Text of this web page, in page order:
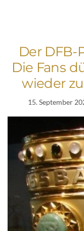
Der DFB-
Die Fans
wieder
15. September